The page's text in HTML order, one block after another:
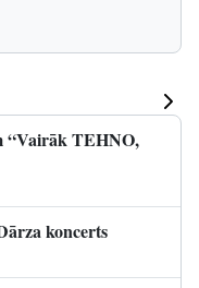
“Vairāk TEHNO,
koncerts